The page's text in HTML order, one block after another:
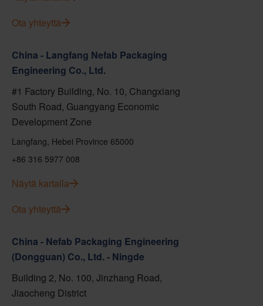
Ota yhteyttä
China - Langfang Nefab Packaging
Engineering Co., Ltd.
#1 Factory Building, No. 10, Changxiang
South Road, Guangyang Economic
Development Zone
Langfang, Hebei Province 65000
+86 316 5977 008
Näytä kartalla
Ota yhteyttä
China - Nefab Packaging Engineering
(Dongguan) Co., Ltd. - Ningde
Building 2, No. 100, Jinzhang Road,
Jiaocheng District